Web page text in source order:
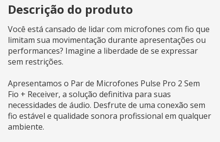
Descrição do produto
Você está cansado de lidar com microfones com fio que
limitam sua movimentação durante apresentações ou
performances? Imagine a liberdade de se expressar
sem restrições.
Apresentamos o Par de Microfones Pulse Pro 2 Sem
Fio + Receiver, a solução definitiva para suas
necessidades de áudio. Desfrute de uma conexão sem
fio estável e qualidade sonora profissional em qualquer
ambiente.